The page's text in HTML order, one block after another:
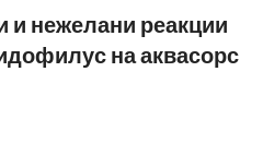
нежелани реакции
на аквасорс